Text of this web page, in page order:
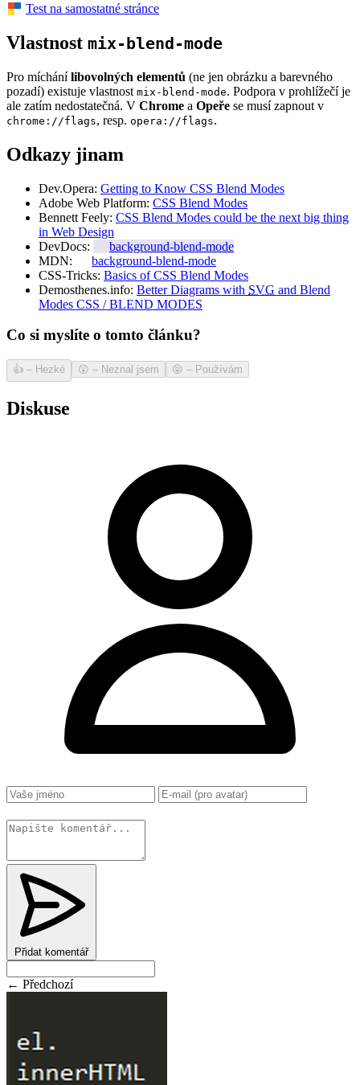
Test na samostatné stránce
Vlastnost mix-blend-mode
Pro míchánílibovolných elementů (ne jen obrázku a barevného
pozadí) existuje vlastnost mix-blend-mode. Podpora v prohlížečí je
ale zatím nedostatečná. V Chrome a Opeře se musí zapnout v
chrome://flags, resp. opera://flags.
Odkazy jinam
Dev.Opera: Getting to Know CSS Blend Modes
Adobe Web Platform: CSS Blend Modes
Bennett Feely: CSS Blend Modes could be the next big thing
in Web Design
DevDocs:
background-blend-mode
MDN:
background-blend-mode
CSS-Tricks: Basics of CSS Blend Modes
Demosthenes.info: Better Diagrams with SVG and Blend
Modes CSS / BLEND MODES
Co si myslíte o tomto článku?
👍 – Hezké 😲 – Neznal jsem 😝 – Používám
Diskuse
Přidat komentář
← Předchozí